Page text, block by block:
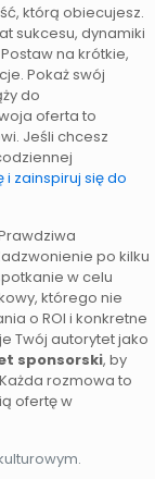
którą obiecujesz.
sukcesu, dynamiki
na krótkie,
Pokaż swój
do
oferta to
Jeśli chcesz
zainspiruj się do
po kilku
w celu
którego nie
o ROI i konkretne
Twój autorytet jako
sponsorski, by
rozmowa to
ofertę w